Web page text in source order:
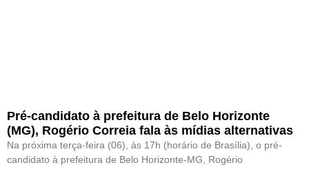
Pré-candidato à prefeitura de Belo Horizonte
(MG), Rogério Correia fala às mídias alternativas
Na próxima terça-feira (06), às 17h (horário de Brasília), o pré-
candidato à prefeitura de Belo Horizonte-MG, Rogério